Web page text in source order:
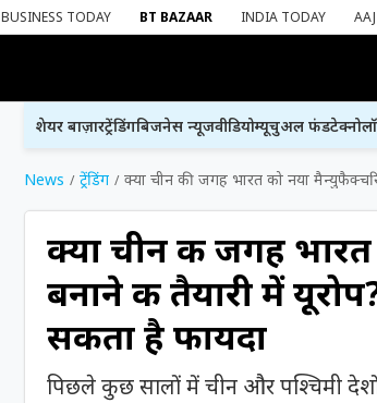
BUSINESS TODAY BT BAZAAR INDIA TODAY
शेयर बाज़ारट्रेंडिंगबिजनेस न्यूजवीडियोम्यूचुअल फंड
News ट्रेंडिंग क्या चीन की जगह भारत को नया
क्या चीन की जगह
बनाने की तैयारी में
सकता है फायदा
पिछले कुछ सालों में चीन और पश्चिमी